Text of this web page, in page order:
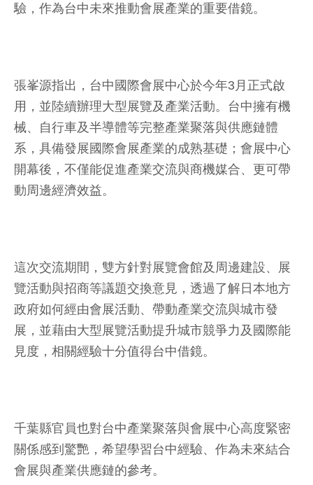
驗，作為台中未來推動會展產業的重要借鏡。
張峯源指出，台中國際會展中心於今年3月正式啟
用，並陸續辦理大型展覽及產業活動。台中擁有機
械、自行車及半導體等完整產業聚落與供應鏈體
系，具備發展國際會展產業的成熟基礎；會展中心
開幕後，不僅能促進產業交流與商機媒合、更可帶
動周邊經濟效益。
這次交流期間，雙方針對展覽會館及周邊建設、展
覽活動與招商等議題交換意見，透過了解日本地方
政府如何經由會展活動、帶動產業交流與城市發
展，並藉由大型展覽活動提升城市競爭力及國際能
見度，相關經驗十分值得台中借鏡。
千葉縣官員也對台中產業聚落與會展中心高度緊密
關係感到驚艷，希望學習台中經驗、作為未來結合
會展與產業供應鏈的參考。